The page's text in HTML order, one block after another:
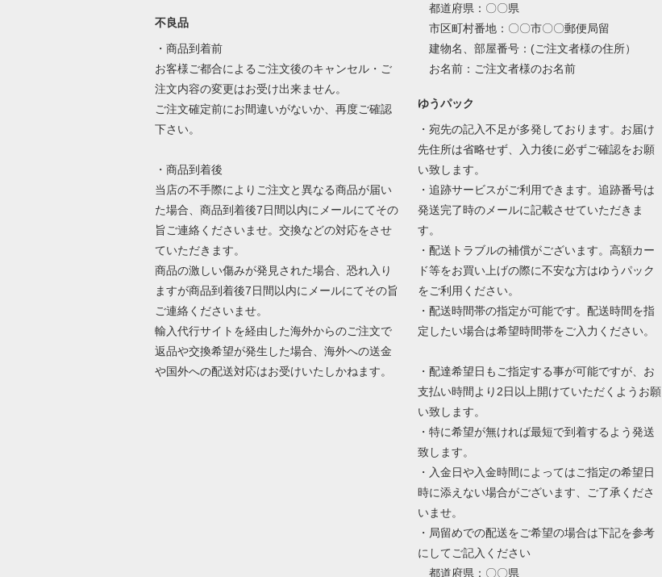
不良品
・商品到着前
お客様ご都合によるご注文後のキャンセル・ご
注文内容の変更はお受け出来ません。
ご注文確定前にお間違いがないか、再度ご確認
下さい。
・商品到着後
当店の不手際によりご注文と異なる商品が届い
た場合、商品到着後7日間以内にメールにてその
旨ご連絡くださいませ。交換などの対応をさせ
ていただきます。
商品の激しい傷みが発見された場合、恐れ入り
ますが商品到着後7日間以内にメールにてその旨
ご連絡くださいませ。
輸入代行サイトを経由した海外からのご注文で
返品や交換希望が発生した場合、海外への送金
や国外への配送対応はお受けいたしかねます。
都道府県：〇〇県
市区町村番地：〇〇市〇〇郵便局留
建物名、部屋番号：(ご注文者様の住所）
お名前：ご注文者様のお名前
ゆうパック
・宛先の記入不足が多発しております。お届け
先住所は省略せず、入力後に必ずご確認をお願
い致します。
・追跡サービスがご利用できます。追跡番号は
発送完了時のメールに記載させていただきま
す。
・配送トラブルの補償がございます。高額カー
ド等をお買い上げの際に不安な方はゆうパック
をご利用ください。
・配送時間帯の指定が可能です。配送時間を指
定したい場合は希望時間帯をご入力ください。
・配達希望日もご指定する事が可能ですが、お
支払い時間より2日以上開けていただくようお願
い致します。
・特に希望が無ければ最短で到着するよう発送
致します。
・入金日や入金時間によってはご指定の希望日
時に添えない場合がございます、ご了承くださ
いませ。
・局留めでの配送をご希望の場合は下記を参考
にしてご記入ください
都道府県：〇〇県